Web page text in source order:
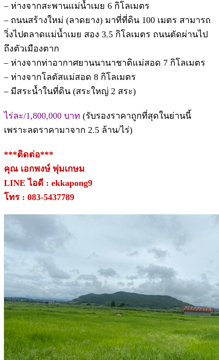
– ห่างจากสะพานแม่น้ำเมย 6 กิโลเมตร
– ถนนสร้างใหม่ (ลาดยาง) มาที่ที่ดิน 100 เมตร สามารถ
วิ่งไปตลาดแม่น้ำเมย สอง 3.5 กิโลเมตร ถนนตัดผ่านไป
ถึงตัวเมืองตาก
– ห่างจากท่าอากาศยานนานาชาติแม่สอด 7 กิโลเมตร
– ห่างจากโลตัสแม่สอด 8 กิโลเมตร
– มีสระน้ำในที่ดิน (สระใหญ่ 2 สระ)
ไร่ละ/1,800,000 บาท (รับรองราคาถูกที่สุดในย่านนี้
เพราะลดราคามาจาก 2.5 ล้าน/ไร่)
***ติดต่อ***
คุณ เอกพงษ์ พุ่มเกษม
LINE ไอดี : ekkapong9
โทร : 083-5437789